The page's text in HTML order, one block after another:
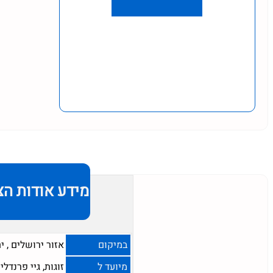
מידע אודות
במיקום אזור ירושלים ,
מיועד ל
זוגות, גיי פרנדלי